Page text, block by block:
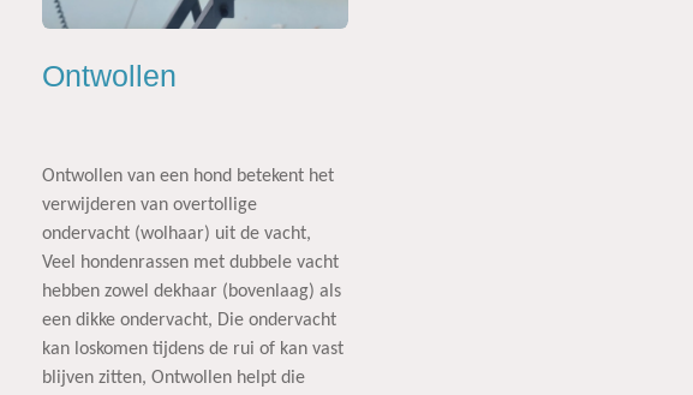
Ontwollen
Ontwollen van een hond betekent het
verwijderen van overtollige
ondervacht (wolhaar) uit de vacht,
Veel hondenrassen met dubbele vacht
hebben zowel dekhaar (bovenlaag) als
een dikke ondervacht, Die ondervacht
kan loskomen tijdens de rui of kan vast
blijven zitten, Ontwollen helpt die